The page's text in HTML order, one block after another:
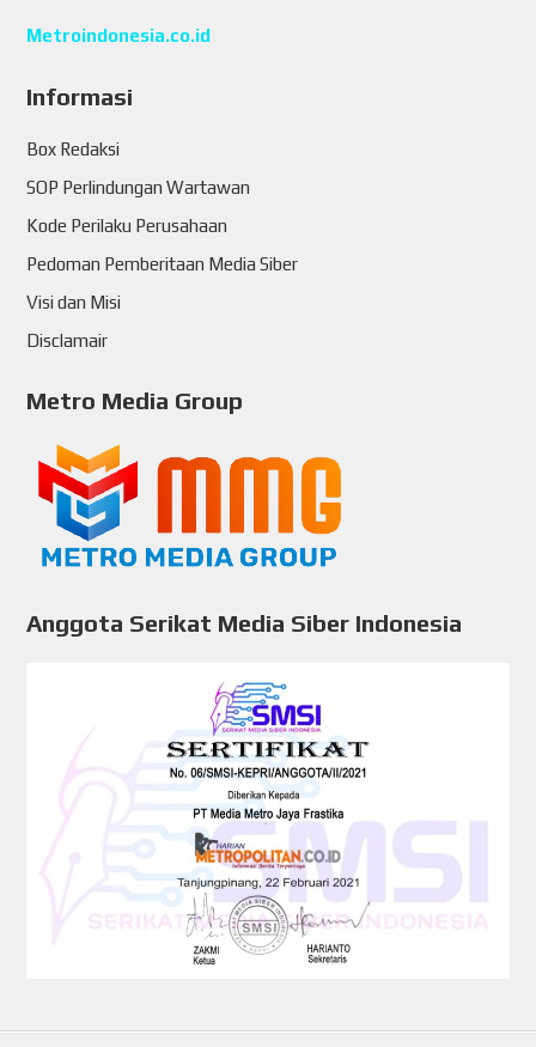
Metroindonesia.co.id
Informasi
Box Redaksi
SOP Perlindungan Wartawan
Kode Perilaku Perusahaan
Pedoman Pemberitaan Media Siber
Visi dan Misi
Disclamair
Metro Media Group
Anggota Serikat Media Siber Indonesia